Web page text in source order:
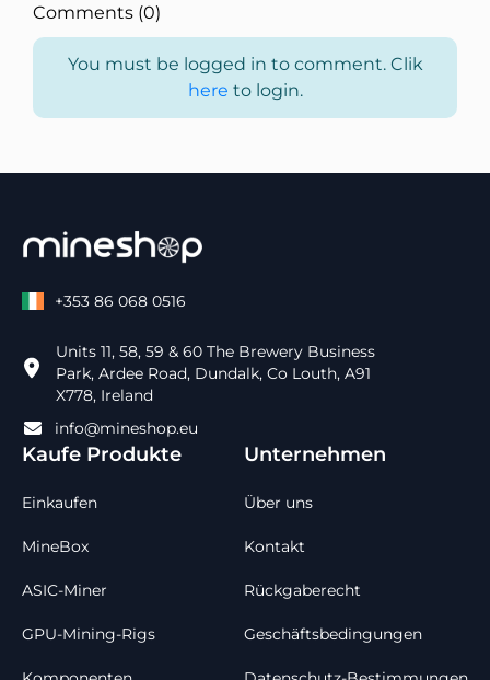
Comments (0)
You must be logged in to comment. Clik
here to login.
+353 86 068 0516
Units 11, 58, 59 & 60 The Brewery Business
Park, Ardee Road, Dundalk, Co Louth, A91
X778, Ireland
info@mineshop.eu
Kaufe Produkte
Einkaufen
MineBox
ASIC-Miner
GPU-Mining-Rigs
Unternehmen
Über uns
Kontakt
Rückgaberecht
Geschäftsbedingungen